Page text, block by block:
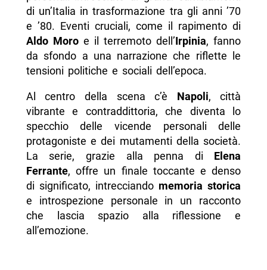
di un’Italia in trasformazione tra gli anni ’70
e ’80. Eventi cruciali, come il rapimento di
Aldo Moroe il terremoto dell’Irpinia, fanno
da sfondo a una narrazione che riflette le
tensioni politiche e sociali dell’epoca.
Al centro della scena c’è Napoli, città
vibrante e contraddittoria, che diventa lo
specchio delle vicende personali delle
protagoniste e dei mutamenti della società.
La serie, grazie alla penna di Elena
Ferrante, offre un finale toccante e denso
di significato, intrecciando memoria storica
e introspezione personale in un racconto
che lascia spazio alla riflessione e
all’emozione.